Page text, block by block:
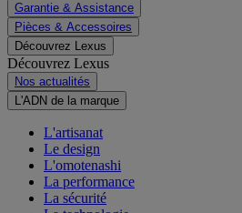
Garantie & Assistance
Pièces & Accessoires
Découvrez Lexus
Découvrez Lexus
Nos actualités
L'ADN de la marque
L'artisanat
Le design
L'omotenashi
La performance
La sécurité